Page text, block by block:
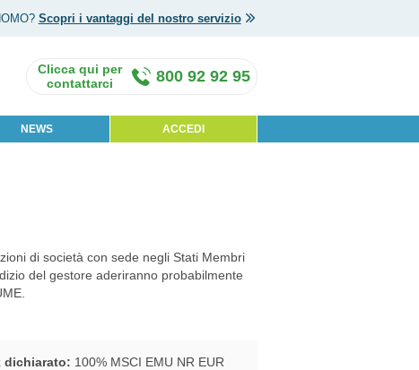
Scopri i vantaggi del nostro servizio
NEWS ACCEDI
800 92 92 95
di società con sede negli Stati Membri
del gestore aderiranno probabilmente
dichiarato: 100% MSCI EMU NR EUR